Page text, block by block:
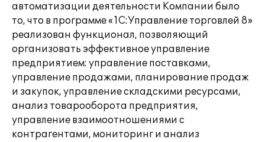
автоматизации деятельности Компании было
то, что в программе «1С:Управление торговлей 8»
реализован функционал, позволяющий
организовать эффективное управление
предприятием: управление поставками,
управление продажами, планирование продаж
и закупок, управление складскими ресурсами,
анализ товарооборота предприятия,
управление взаимоотношениями с
контрагентами, мониторинг и анализ